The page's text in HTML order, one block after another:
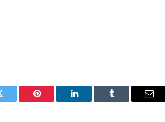
Pinterest LinkedIn Tumblr